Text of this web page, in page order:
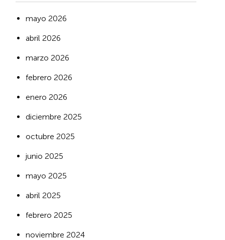
mayo 2026
abril 2026
marzo 2026
febrero 2026
enero 2026
diciembre 2025
octubre 2025
junio 2025
mayo 2025
abril 2025
febrero 2025
noviembre 2024